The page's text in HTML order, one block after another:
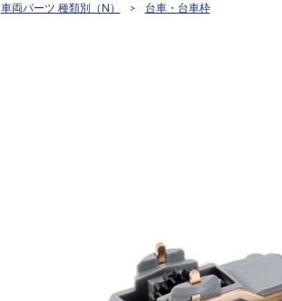
車両パーツ 種類別（N） 台車・台車枠